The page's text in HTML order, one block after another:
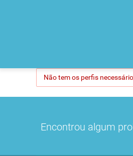
Não tem os perfis
Encontrou algum